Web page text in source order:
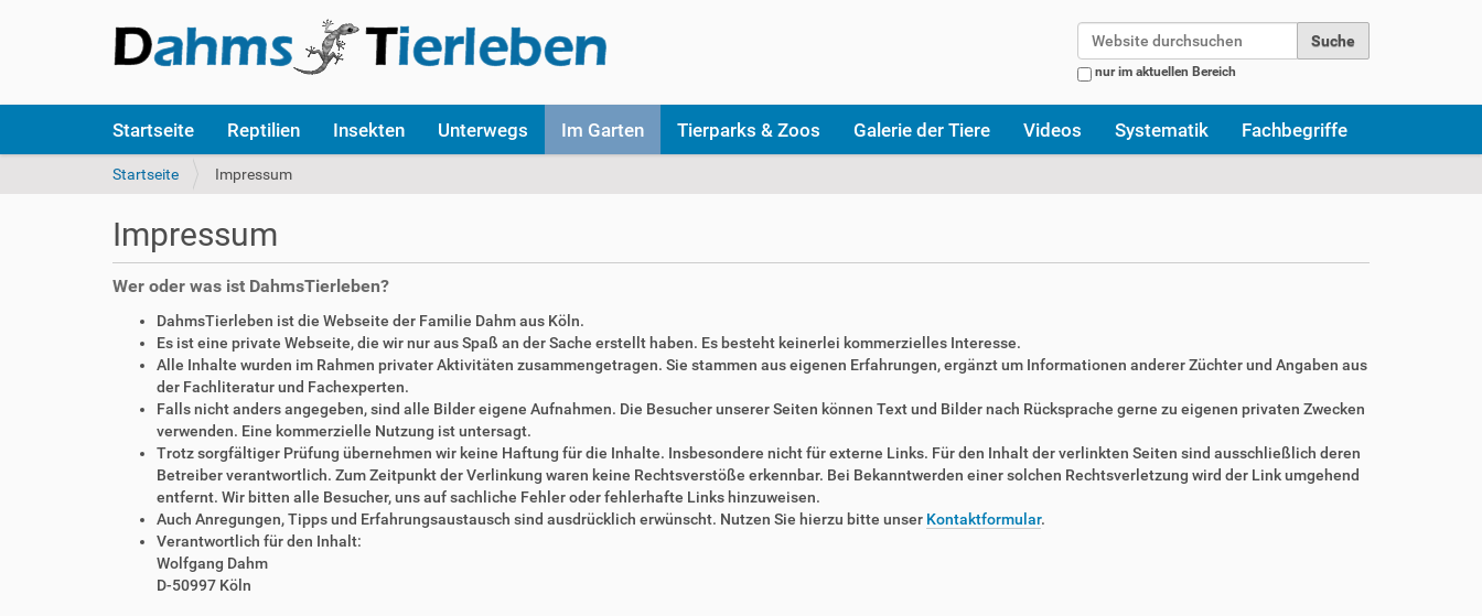
nur im aktuellen Bereich
k
Startseite Reptilien Insekten Unterwegs Im Garten Tierparks & Zoos Galerie der Tiere Videos Systematik Fachbegriffe
S
i
n
Startseite Impressum
Impressum
Wer oder was ist DahmsTierleben?
DahmsTierleben ist die Webseite der Familie Dahm aus Köln.
Es ist eine private Webseite, die wir nur aus Spaß an der Sache erstellt haben. Es besteht keinerlei kommerzielles Interesse.
Alle Inhalte wurden im Rahmen privater Aktivitäten zusammengetragen. Sie stammen aus eigenen Erfahrungen, ergänzt um Informationen anderer Züchter und Angaben aus
der Fachliteratur und Fachexperten.
Falls nicht anders angegeben, sind alle Bilder eigene Aufnahmen. Die Besucher unserer Seiten können Text und Bilder nach Rücksprache gerne zu eigenen privaten Zwecken
verwenden. Eine kommerzielle Nutzung ist untersagt.
Trotz sorgfältiger Prüfung übernehmen wir keine Haftung für die Inhalte. Insbesondere nicht für externe Links. Für den Inhalt der verlinkten Seiten sind ausschließlich deren
Betreiber verantwortlich. Zum Zeitpunkt der Verlinkung waren keine Rechtsverstöße erkennbar. Bei Bekanntwerden einer solchen Rechtsverletzung wird der Link umgehend
entfernt. Wir bitten alle Besucher, uns auf sachliche Fehler oder fehlerhafte Links hinzuweisen.
Auch Anregungen, Tipps und Erfahrungsaustausch sind ausdrücklich erwünscht. Nutzen Sie hierzu bitte unser Kontaktformular.
Verantwortlich für den Inhalt:
Wolfgang Dahm
D-50997 Köln